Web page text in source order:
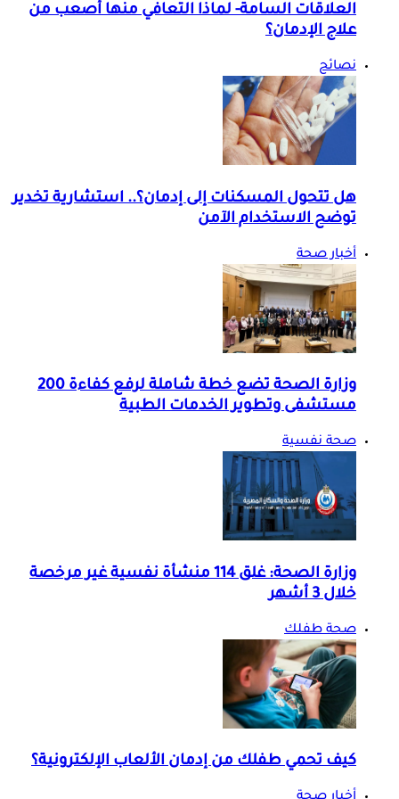
العلاقات السامة- لماذا التعافي منها أصعب من
علاج الإدمان؟
نصائح
هل تتحول المسكنات إلى إدمان؟.. استشارية تخدير
توضح الاستخدام الآمن
أخبار صحة
وزارة الصحة تضع خطة شاملة لرفع كفاءة 200
مستشفى وتطوير الخدمات الطبية
صحة نفسية
وزارة الصحة: غلق 114 منشأة نفسية غير مرخصة
خلال 3 أشهر
صحة طفلك
كيف تحمي طفلك من إدمان الألعاب الإلكترونية؟